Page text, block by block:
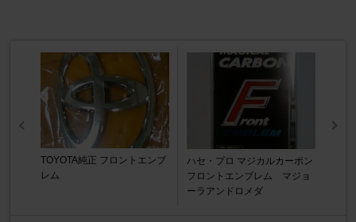
TOYOTA純正 フロントエンブ
レム
ハセ・プロ マジカルカーボン
フロントエンブレム マジョ
ーラアンドロメダ